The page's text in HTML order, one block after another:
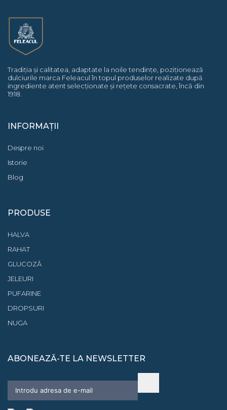
Tradiția și calitatea, adaptate la noile tendințe, poziționează
dulciurile marca Feleacul în topul produselor realizate după
ingrediente atent selecționate și rețete consacrate, încă din
1918.
INFORMAȚII
Despre noi
Istorie
Blog
PRODUSE
HALVA
RAHAT
GLUCOZĂ
JELEURI
PUFARINE
DROPSURI
NUGA
ABONEAZĂ-TE LA NEWSLETTER